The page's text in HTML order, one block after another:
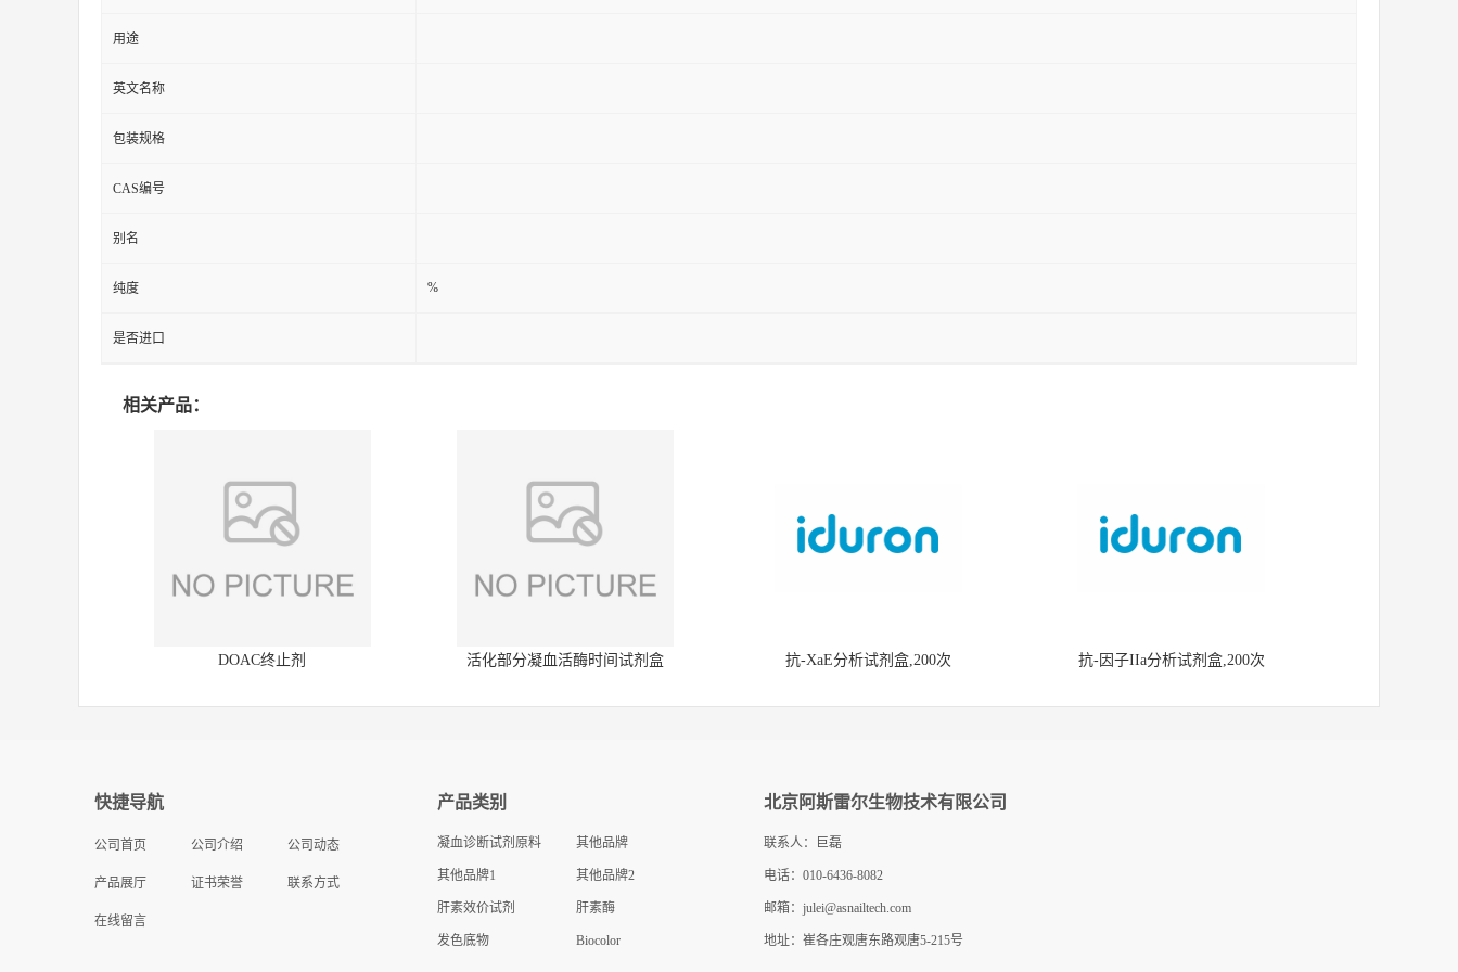
用途
英文名称
包装规格
CAS编号
别名
纯度 %
是否进口
相关产品：
DOAC终止剂 活化部分凝血活酶时间试剂盒 抗-XaE分析试剂盒,200次 抗-因子IIa分析试剂盒,200次
快捷导航
公司首页 公司介绍 公司动态
产品展厅 证书荣誉 联系方式
在线留言
产品类别
凝血诊断试剂原料 其他品牌
其他品牌1 其他品牌2
肝素效价试剂 肝素酶
发色底物 Biocolor
北京阿斯雷尔生物技术有限公司
联系人：巨磊
电话：010-6436-8082
邮箱： julei@asnailtech.com
地址：崔各庄观唐东路观唐5-215号